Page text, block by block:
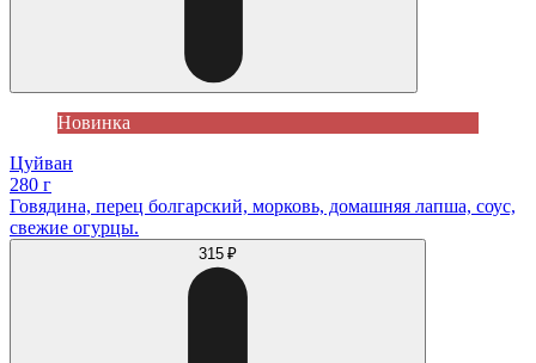
Новинка
Цуйван
280 г
Говядина, перец болгарский, морковь, домашняя лапша, соус,
свежие огурцы.
315 ₽